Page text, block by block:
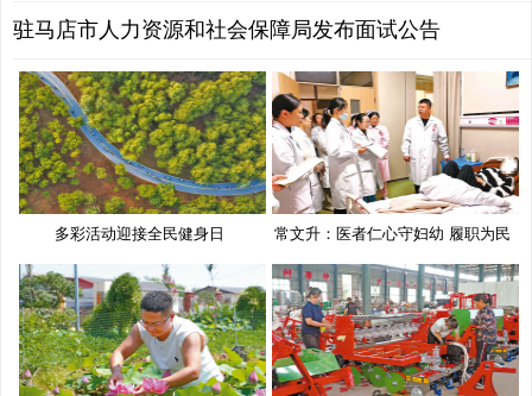
驻马店市人力资源和社会保障局发布面试公告
多彩活动迎接全民健身日 常文升：医者仁心守妇幼 履职为民